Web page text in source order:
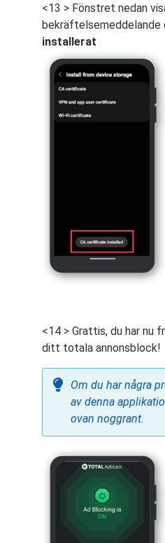
<13 > Fönstret nedan
bekräftelsemeddelande
installerat
<14 > Grattis, du har nu
ditt totala annonsblock!
Om du har några
av denna
ovan noggrant.